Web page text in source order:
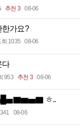
추천 3 08-06
한가요?
회 1035 08-06
다
953 추천 3 08-06
ㅎ..
08-06